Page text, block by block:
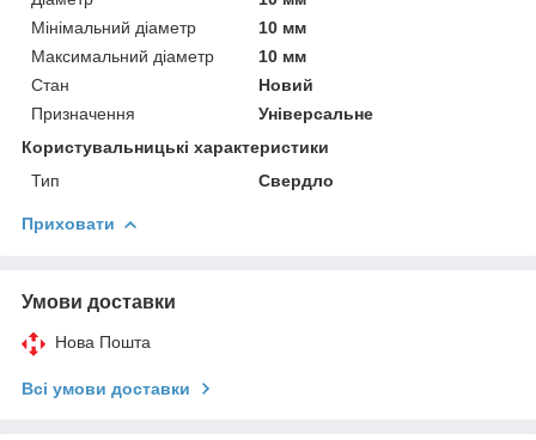
Мінімальний діаметр
10 мм
Максимальний діаметр
10 мм
Стан
Новий
Призначення
Універсальне
Користувальницькі характеристики
Тип
Свердло
Приховати
Умови доставки
Нова Пошта
Всі умови доставки